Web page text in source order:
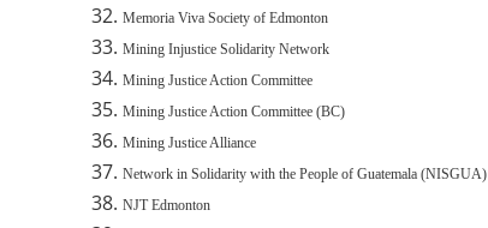
Memoria Viva Society of Edmonton
Mining Injustice Solidarity Network
Mining Justice Action Committee
Mining Justice Action Committee (BC)
Mining Justice Alliance
Network in Solidarity with the People of Guatemala (NISGUA)
NJT Edmonton